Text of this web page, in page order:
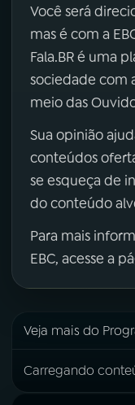
Você será
mas é com a
Fala.BR é uma
sociedade com
meio das
Sua opinião
conteúdos
se esqueça de
do conteúdo
Para mais
EBC, acesse a
Veja mais do
Carregando